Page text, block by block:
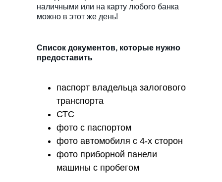
наличными или на карту любого банка
можно в этот же день!
Список документов, которые нужно
предоставить
паспорт владельца залогового
транспорта
СТС
фото с паспортом
фото автомобиля с 4-х сторон
фото приборной панели
машины с пробегом